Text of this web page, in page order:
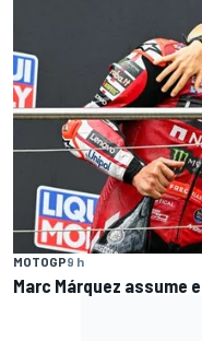
MOTOGP9 h
Marc Márquez assume